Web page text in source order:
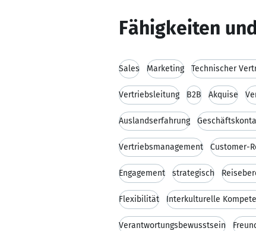
Fähigkeiten
Sales Marketing Technischer
Vertriebsleitung B2B Akquise
Auslandserfahrung
Vertriebsmanagement Customer-
Engagement strategisch
Flexibilität Interkulturelle
Verantwortungsbewusstsein